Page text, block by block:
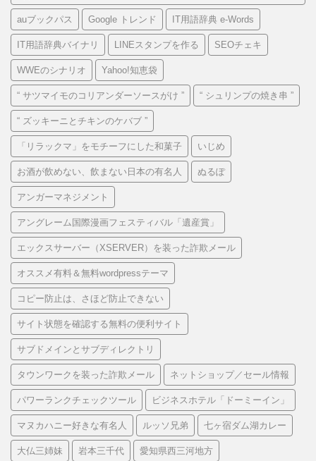
auブックパス Google トレンド IT用語辞典 e-Words
IT用語辞典バイナリ LINEスタンプを作る SEOチェキ
WWEのシナリオ Yahoo!知恵袋
“ サツマイモのコリアンダーソースがけ ” “ シュリンプの焼き串 ”
“ ズッキーニとチキンのケバブ ”
「リラックマ」をモチーフにした和菓子 いじめ
お酒が飲めない、飲まない日本の有名人 ぬるぽ
アンガーマネジメント
アングレーム国際漫画フェスティバル「遺産賞」
エックスサーバー（XSERVER）を装った詐欺メール
オススメ有料＆無料wordpressテーマ
コピー防止は、さほど防止できない
サイト状態を確認する無料の便利サイト
サブドメインとサブディレクトリ
タウンワークを装った詐欺メール ネットショップ／セール情報
パワーランクチェックツール ビジネスホテル「ドーミーイン」
マヌカハニー好きな有名人 ルッソ兄弟 七ヶ宿ダム湖カレー
大仏三姉妹 岩本三千代 愛知県西三河地方